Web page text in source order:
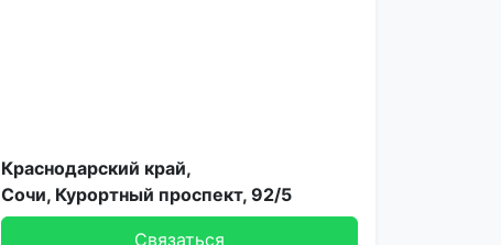
Краснодарский край,
Сочи, Курортный проспект, 92/5
Связаться